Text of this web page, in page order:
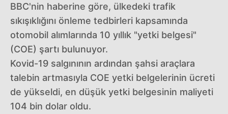
BBC'nin haberine göre, ülkedeki trafik
sıkışıklığını önleme tedbirleri kapsamında
otomobil alımlarında 10 yıllık "yetki belgesi"
(COE) şartı bulunuyor.
Kovid-19 salgınının ardından şahsi araçlara
talebin artmasıyla COE yetki belgelerinin ücreti
de yükseldi, en düşük yetki belgesinin maliyeti
104 bin dolar oldu.